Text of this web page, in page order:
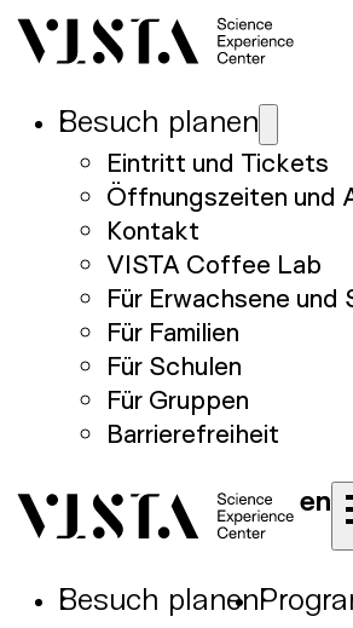
Besuch planen
Eintritt und Tickets
Öffnungszeiten und
Kontakt
VISTA Coffee Lab
Für Erwachsene und
Für Familien
Für Schulen
Für Gruppen
Barrierefreiheit
en
Besuch planen